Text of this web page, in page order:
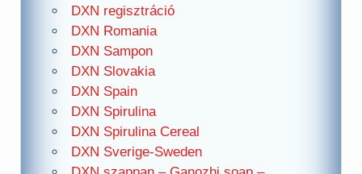
DXN regisztráció
DXN Romania
DXN Sampon
DXN Slovakia
DXN Spain
DXN Spirulina
DXN Spirulina Cereal
DXN Sverige-Sweden